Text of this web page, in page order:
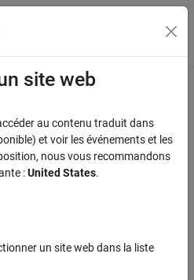
l'affichage du menu
before each input data file
site web
au contenu traduit dans
et voir les événements et les
nous vous recommandons
:United States.
un site web dans la liste